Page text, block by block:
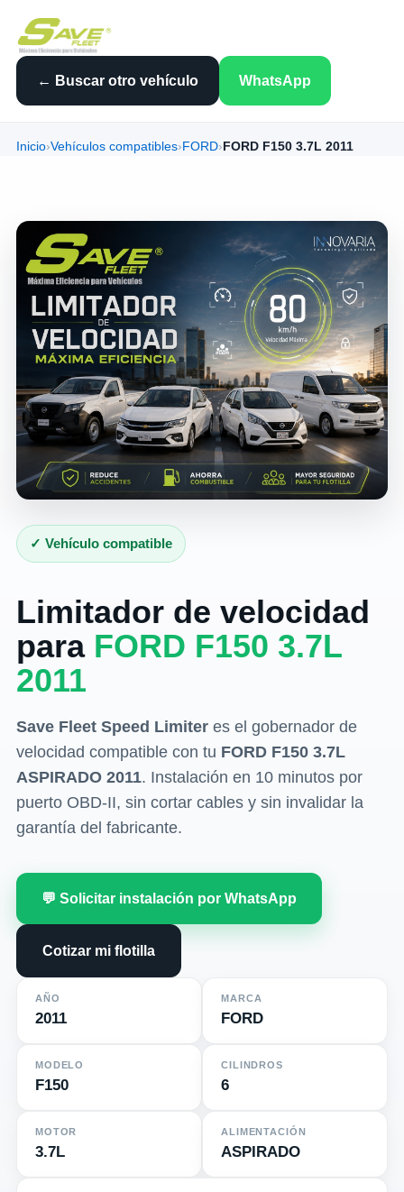
← Buscar otro vehículo WhatsApp
Inicio›Vehículos compatibles› FORD› FORD F150 3.7L 2011
✓ Vehículo compatible
Limitador de velocidad
para FORD F150 3.7L
2011
Save Fleet Speed Limiteres el gobernador de
velocidad compatible con tu FORD F150 3.7L
ASPIRADO 2011. Instalación en 10 minutos por
puerto OBD-II, sin cortar cables y sin invalidar la
garantía del fabricante.
💬 Solicitar instalación por WhatsApp
Cotizar mi flotilla
AÑO
2011
MARCA
FORD
MODELO
F150
CILINDROS
6
MOTOR
3.7L
ALIMENTACIÓN
ASPIRADO